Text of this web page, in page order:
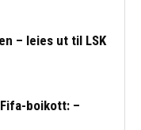
– leies ut til LSK
boikott: –